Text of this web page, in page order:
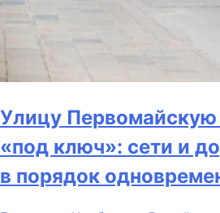
Улицу
«под ключ»: сети и
в порядок